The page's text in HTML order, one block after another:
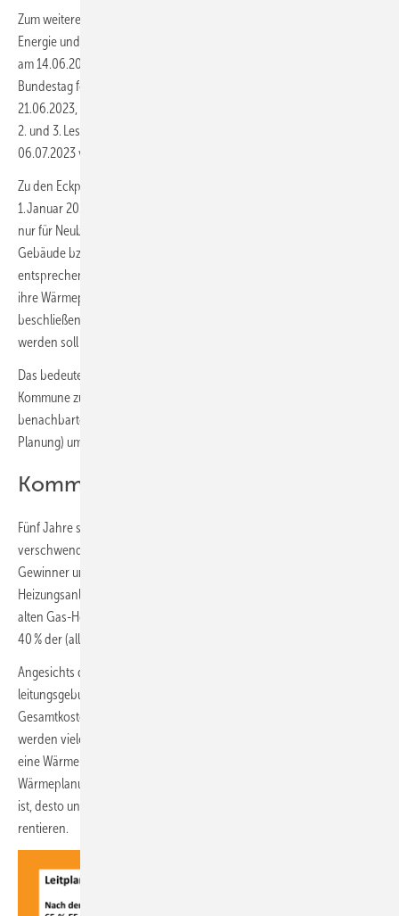
Zum weiteren Zeitplan: Zunächst befasst sich der Ausschuss für
Energie und Klimaschutz mit der GEG-Novelle (voraussichtlich schon
am 14.06.2023). Am 15. oder 16.06.2023 dürfte die 1. Lesung im
Bundestag folgen. Nach einer öffentlichen Anhörung, etwa am
21.06.2023, müsste zum 04.07.2023 die Ausschussempfehlung für die
2. und 3. Lesung samt Abstimmung im Bundestag am 05. oder
06.07.2023 vorliegen.
Zu den Eckpunkten gehört jedenfalls, dass die GEG-Novelle am
1. Januar 2024 in Kraft tritt. Die Pflichten greifen dann aber zunächst
nur für Neubauten / Neubauten in Neubaugebieten. Für bestehende
Gebäude bzw. die Heizungsmodernisierung greifen die Pflichten mit
entsprechenden Übergangsfristen erst, wenn die jeweilige Kommune
ihre Wärmeplanung vorgelegt hat – zu der sie mit dem noch zu
beschließenden Gesetz zur Kommunalen Wärmeplanung verpflichtet
werden soll – voraussichtlich bis spätestens 2028.
Das bedeutet: Die 65-%-EE-Pflicht beim Heizungstausch wird in jeder
Kommune zu einem anderen Zeitpunkt in Kraft treten. In
benachbarten Kommunen kann sich das Inkrafttreten (nach aktueller
Planung) um bis zu fünf Jahre unterscheiden.
Kommunale Wärmeplanung
Fünf Jahre sind eine lange Zeit. In vielen Statements wird sie als
verschwendet bezeichnet werden. Fragt sich nur, wer am Ende
Gewinner und wer Verlierer ist. 2022 hat die Sanierungsquote bei
Heizungsanlagen an der 5-%-Marke gekratzt und der Austausch von
alten Gas-Heizungen gegen Wärmepumpen wird momentan mit bis zu
40 % der (allerdings zurzeit überhöhten) Investitionskosten gefördert.
Angesichts des hohen Kostenrisikos bei Gas-Heizungen und
leitungsgebundener (Fern)Wärme in der Zukunft und der geringeren
Gesamtkosten einer Wärmepumpe während der Nutzungsdauer
werden viele Gebäudeeigentümer in den kommenden Jahren auf
eine Wärmepumpe wechseln und „Löcher“ bei der kommunalen
Wärmeplanung hinterlassen. Je geringer die Energieabnahmedichte
ist, desto unwahrscheinlich wird es, dass sich Gas- und Wärmenetze
rentieren.